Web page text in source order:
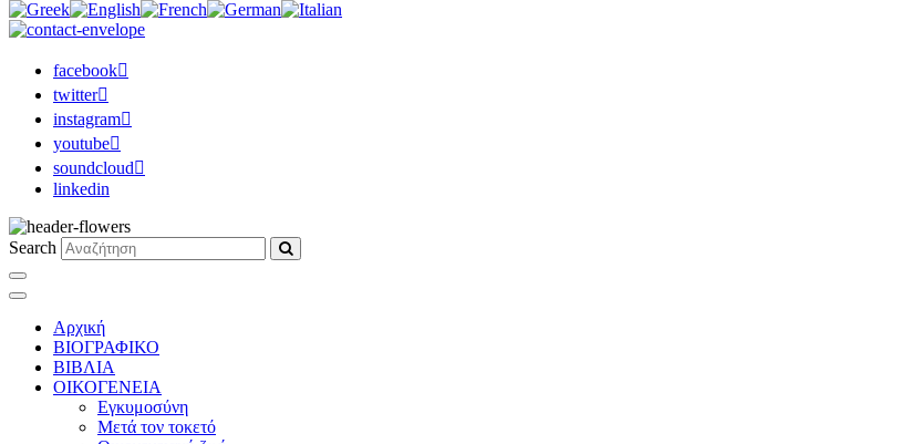
facebook
twitter
instagram
youtube
soundcloud
linkedin
Search
Αρχική
ΒΙΟΓΡΑΦΙΚΟ
ΒΙΒΛΙΑ
ΟΙΚΟΓΕΝΕΙΑ
Εγκυμοσύνη
Μετά τον τοκετό